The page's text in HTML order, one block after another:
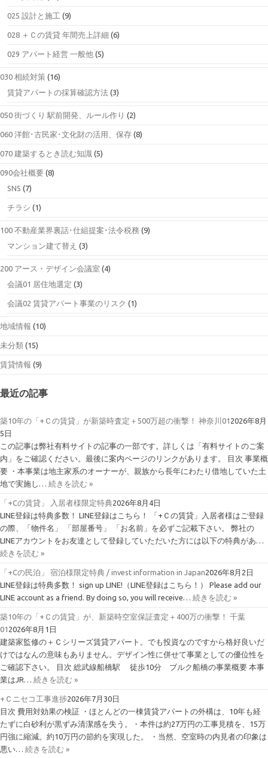
025 設計と施工 (9)
028 ＋Ｃの賃貸 年間売上詳細 (6)
029 アパート経営 一般他 (5)
030 相続対策 (16)
賃貸アパートの採算確認方法 (3)
050 街づくり 駅前開発、ルール作り (2)
060 洋館･古民家･文化財の活用、保存 (8)
070 建築するとき読む知識 (5)
090会社概要 (8)
SNS (7)
チラシ (1)
100 不動産業界裏話･仕組提案･法令税務 (9)
マンション建て替え (3)
200 アース・デザイン会議室 (4)
会議01 居住地選定 (3)
会議02 賃貸アパート事業のリスク (1)
地域情報 (10)
未分類 (15)
賃貸情報 (9)
最近の記事
築10年の「+Ｃの賃貸」が新築時査定＋500万超の衝撃！ 神奈川01 2026年8月
5日
この記事は弊社有料サイトの記事の一部です。詳しくは「有料サイトのご案
内」をご確認ください。最後に案内ページのリンクがあります。 目次 事業概
要 ・本事業は地主家系のオーナーが、親族から長年にわたり借地していた土
地で実施し… 続きを読む »
「+Cの賃貸」 入居者様限定特典2026年8月4日
LINE登録は特典多数！ LINE登録はこちら！ 「+Ｃの賃貸」入居者様はご登録
の際、「物件名」 「部屋番号」 「お名前」を必ずご記載下さい。 弊社の
LINEアカウントをお友達として登録していただいた方には以下の特典があ…
続きを読む »
「+Cの民泊」 宿泊様限定特典 / invest information in Japan2026年8月2日
LINE登録は特典多数！ sign up LINE!（LINE登録はこちら！） Please add our
LINE account as a friend. By doing so, you will receive… 続きを読む »
築10年の「+Ｃの賃貸」が、新築時空室保証査定＋400万の衝撃！ 千葉
01 2026年8月1日
建築家監修の＋Ｃシリーズ賃貸アパート。でも投資なのですから格好良いだ
けではなんの意味もありません。デザイン性に併せて事業としての優位性を
ご確認下さい。 目次 総武線船橋駅 徒歩10分 ブルク船橋の事業概要 本事
業はJR… 続きを読む »
+Ｃニセコ工事進捗2026年7月30日
目次 費用対効果の検証 ・ほとんどの一棟賃貸アパートの外構は、10年も経
たずに白砂利が黒ずみ清潔感を失う。・本件は約27万円の工事見積を、15万
円強に縮減。約10万円の節約を実現した。 ・当然、空室時の内見者の印象は
悪い… 続きを読む »